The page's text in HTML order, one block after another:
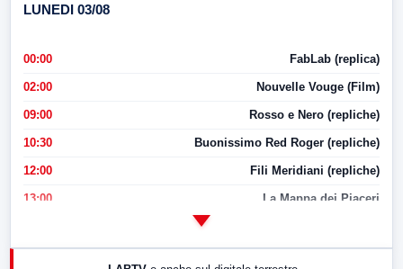
LUNEDI 03/08
00:00 FabLab (replica)
02:00 Nouvelle Vouge (Film)
09:00 Rosso e Nero (repliche)
10:30 Buonissimo Red Roger (repliche)
12:00 Fili Meridiani (repliche)
13:00 La Mappa dei Piaceri
17:00 LabNews (replica)